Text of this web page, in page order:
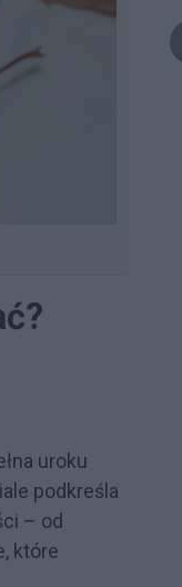
uroku
podkreśla
– od
które